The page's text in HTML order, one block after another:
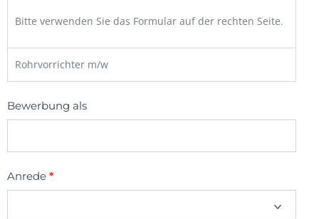
Bitte verwenden Sie das Formular auf der rechten Seite.
Rohrvorrichter m/w
JOBS
Bewerbung als
Anrede *